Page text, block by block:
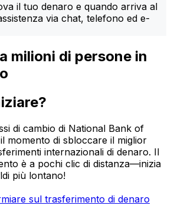
il tuo denaro e quando arriva al
via chat, telefono ed e-
milioni di persone in
di cambio di National Bank of
momento di sbloccare il miglior
internazionali di denaro. Il
è a pochi clic di distanza—inizia
più lontano!
sul trasferimento di denaro